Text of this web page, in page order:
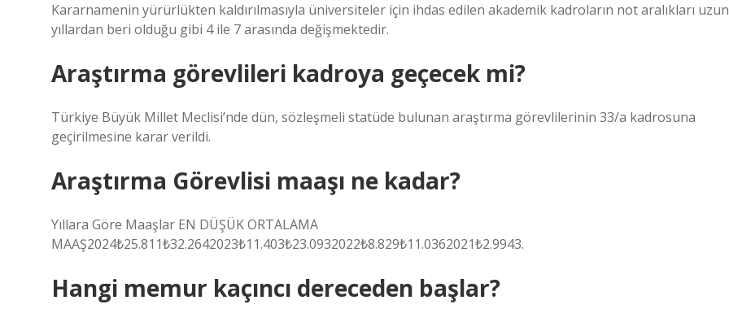
Kararnamenin yürürlükten kaldırılmasıyla üniversiteler için ihdas edilen akademik kadroların not aralıkları uzun
yıllardan beri olduğu gibi 4 ile 7 arasında değişmektedir.
Araştırma görevlileri kadroya geçecek mi?
Türkiye Büyük Millet Meclisi’nde dün, sözleşmeli statüde bulunan araştırma görevlilerinin 33/a kadrosuna
geçirilmesine karar verildi.
Araştırma Görevlisi maaşı ne kadar?
Yıllara Göre Maaşlar EN DÜŞÜK ORTALAMA
MAAŞ2024₺25.811₺32.2642023₺11.403₺23.0932022₺8.829₺11.0362021₺2.9943.
Hangi memur kaçıncı dereceden başlar?